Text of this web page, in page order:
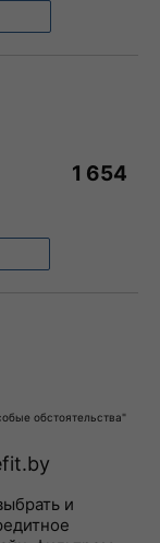
1 654
обстоятельства"
и